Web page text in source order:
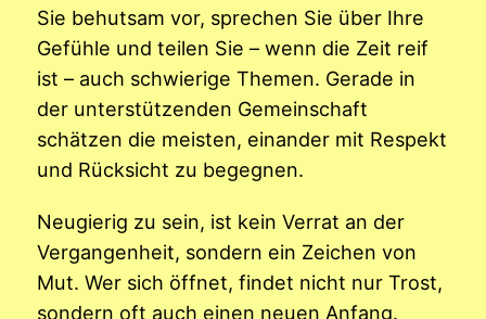
Sie behutsam vor, sprechen Sie über Ihre
Gefühle und teilen Sie – wenn die Zeit reif
ist – auch schwierige Themen. Gerade in
der unterstützenden Gemeinschaft
schätzen die meisten, einander mit Respekt
und Rücksicht zu begegnen.
Neugierig zu sein, ist kein Verrat an der
Vergangenheit, sondern ein Zeichen von
Mut. Wer sich öffnet, findet nicht nur Trost,
sondern oft auch einen neuen Anfang.